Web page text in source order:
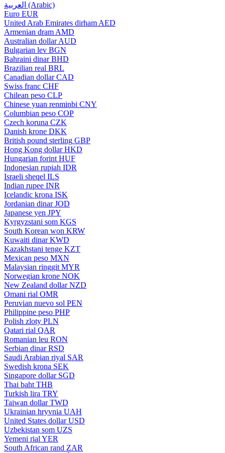
العربية (Arabic)
Euro EUR
United Arab Emirates dirham AED
Armenian dram AMD
Australian dollar AUD
Bulgarian lev BGN
Bahraini dinar BHD
Brazilian real BRL
Canadian dollar CAD
Swiss franc CHF
Chilean peso CLP
Chinese yuan renminbi CNY
Columbian peso COP
Czech koruna CZK
Danish krone DKK
British pound sterling GBP
Hong Kong dollar HKD
Hungarian forint HUF
Indonesian rupiah IDR
Israeli sheqel ILS
Indian rupee INR
Icelandic krona ISK
Jordanian dinar JOD
Japanese yen JPY
Kyrgyzstani som KGS
South Korean won KRW
Kuwaiti dinar KWD
Kazakhstani tenge KZT
Mexican peso MXN
Malaysian ringgit MYR
Norwegian krone NOK
New Zealand dollar NZD
Omani rial OMR
Peruvian nuevo sol PEN
Philippine peso PHP
Polish zloty PLN
Qatari rial QAR
Romanian leu RON
Serbian dinar RSD
Saudi Arabian riyal SAR
Swedish krona SEK
Singapore dollar SGD
Thai baht THB
Turkish lira TRY
Taiwan dollar TWD
Ukrainian hryvnia UAH
United States dollar USD
Uzbekistan som UZS
Yemeni rial YER
South African rand ZAR